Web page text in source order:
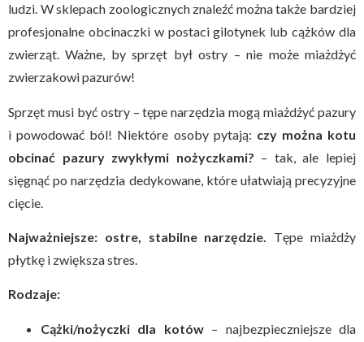
ludzi. W sklepach zoologicznych znaleźć można także bardziej
profesjonalne obcinaczki w postaci gilotynek lub cążków dla
zwierząt. Ważne, by sprzęt był ostry – nie może miażdżyć
zwierzakowi pazurów!
Sprzęt musi być ostry – tępe narzędzia mogą miażdżyć pazury
i powodować ból! Niektóre osoby pytają: czy można kotu
obcinać pazury zwykłymi nożyczkami? – tak, ale lepiej
sięgnąć po narzędzia dedykowane, które ułatwiają precyzyjne
cięcie.
Najważniejsze: ostre, stabilne narzędzie. Tępe miażdży
płytkę i zwiększa stres.
Rodzaje:
Cążki/nożyczki dla kotów– najbezpieczniejsze dla